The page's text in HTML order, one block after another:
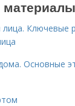
лица. Ключевые
Основные